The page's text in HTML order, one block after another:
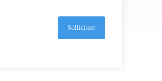
Solliciteer